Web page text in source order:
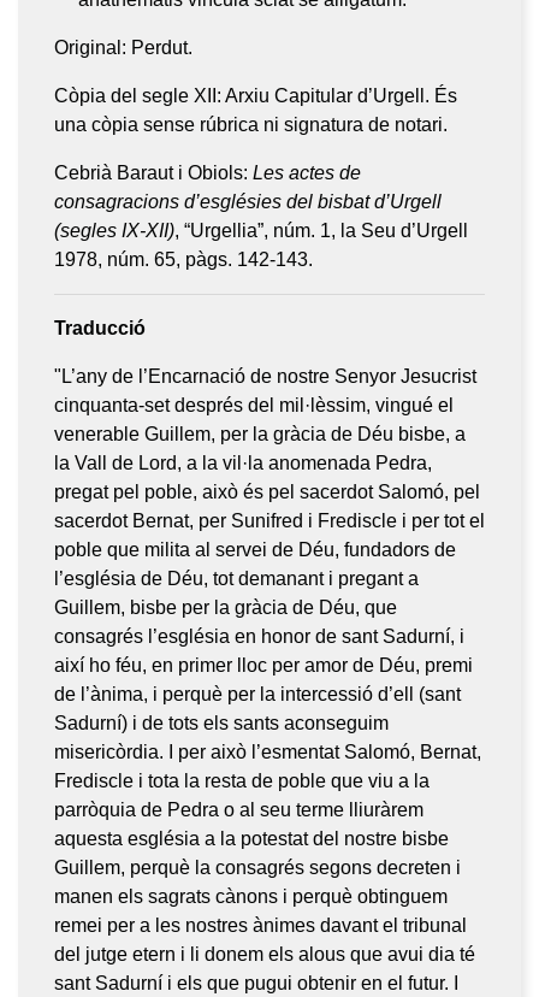
Original: Perdut.
Còpia del segle XII: Arxiu Capitular d’Urgell. És
una còpia sense rúbrica ni signatura de notari.
Cebrià Baraut i Obiols: Les actes de
consagracions d’esglésies del bisbat d’Urgell
(segles IX-XII), “Urgellia”, núm. 1, la Seu d’Urgell
1978, núm. 65, pàgs. 142-143.
Traducció
"L’any de l’Encarnació de nostre Senyor Jesucrist
cinquanta-set després del mil·lèssim, vingué el
venerable Guillem, per la gràcia de Déu bisbe, a
la Vall de Lord, a la vil·la anomenada Pedra,
pregat pel poble, això és pel sacerdot Salomó, pel
sacerdot Bernat, per Sunifred i Frediscle i per tot el
poble que milita al servei de Déu, fundadors de
l’església de Déu, tot demanant i pregant a
Guillem, bisbe per la gràcia de Déu, que
consagrés l’església en honor de sant Sadurní, i
així ho féu, en primer lloc per amor de Déu, premi
de l’ànima, i perquè per la intercessió d’ell (sant
Sadurní) i de tots els sants aconseguim
misericòrdia. I per això l’esmentat Salomó, Bernat,
Frediscle i tota la resta de poble que viu a la
parròquia de Pedra o al seu terme lliuràrem
aquesta església a la potestat del nostre bisbe
Guillem, perquè la consagrés segons decreten i
manen els sagrats cànons i perquè obtinguem
remei per a les nostres ànimes davant el tribunal
del jutge etern i li donem els alous que avui dia té
sant Sadurní i els que pugui obtenir en el futur. I